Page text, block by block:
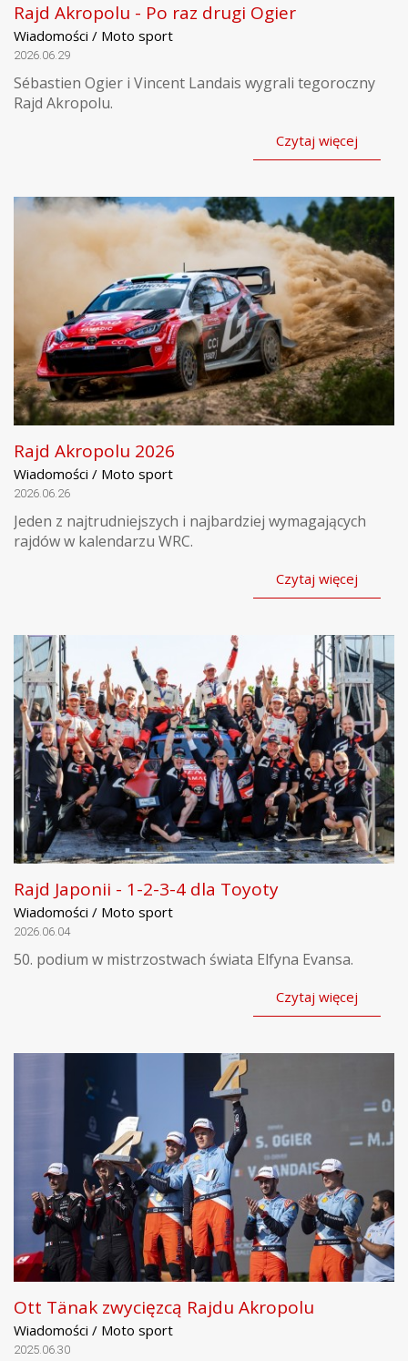
Rajd Akropolu - Po raz drugi Ogier
Wiadomości / Moto sport
2026.06.29
Sébastien Ogier i Vincent Landais wygrali tegoroczny
Rajd Akropolu.
Czytaj więcej
Rajd Akropolu 2026
Wiadomości / Moto sport
2026.06.26
Jeden z najtrudniejszych i najbardziej wymagających
rajdów w kalendarzu WRC.
Czytaj więcej
Rajd Japonii - 1-2-3-4 dla Toyoty
Wiadomości / Moto sport
2026.06.04
50. podium w mistrzostwach świata Elfyna Evansa.
Czytaj więcej
Ott Tänak zwycięzcą Rajdu Akropolu
Wiadomości / Moto sport
2025.06.30